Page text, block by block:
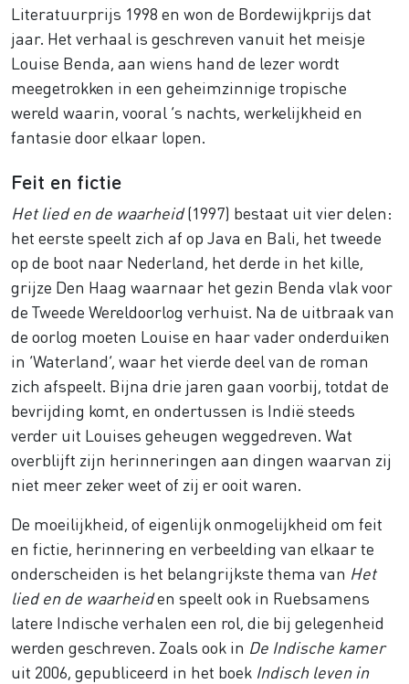
Literatuurprijs 1998 en won de Bordewijkprijs dat
jaar. Het verhaal is geschreven vanuit het meisje
Louise Benda, aan wiens hand de lezer wordt
meegetrokken in een geheimzinnige tropische
wereld waarin, vooral ‘s nachts, werkelijkheid en
fantasie door elkaar lopen.
Feit en fictie
Het lied en de waarheid(1997) bestaat uit vier delen:
het eerste speelt zich af op Java en Bali, het tweede
op de boot naar Nederland, het derde in het kille,
grijze Den Haag waarnaar het gezin Benda vlak voor
de Tweede Wereldoorlog verhuist. Na de uitbraak van
de oorlog moeten Louise en haar vader onderduiken
in ‘Waterland’, waar het vierde deel van de roman
zich afspeelt. Bijna drie jaren gaan voorbij, totdat de
bevrijding komt, en ondertussen is Indië steeds
verder uit Louises geheugen weggedreven. Wat
overblijft zijn herinneringen aan dingen waarvan zij
niet meer zeker weet of zij er ooit waren.
De moeilijkheid, of eigenlijk onmogelijkheid om feit
en fictie, herinnering en verbeelding van elkaar te
onderscheiden is het belangrijkste thema van Het
lied en de waarheiden speelt ook in Ruebsamens
latere Indische verhalen een rol, die bij gelegenheid
werden geschreven. Zoals ook in De Indische kamer
uit 2006, gepubliceerd in het boek Indisch leven in